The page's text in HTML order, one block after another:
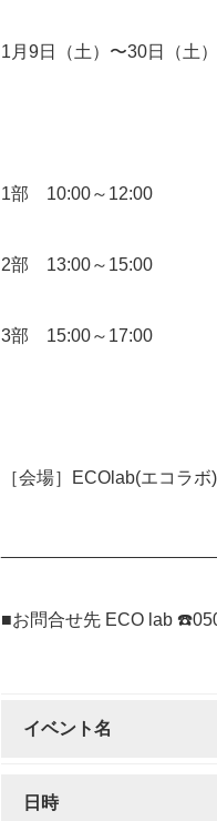
1月9日（土）〜30日（土）
1部 10:00～12:00
2部 13:00～15:00
3部 15:00～17:00
［会場］ECOlab(エコラ
■お問合せ先 ECO lab
イベント名
日時